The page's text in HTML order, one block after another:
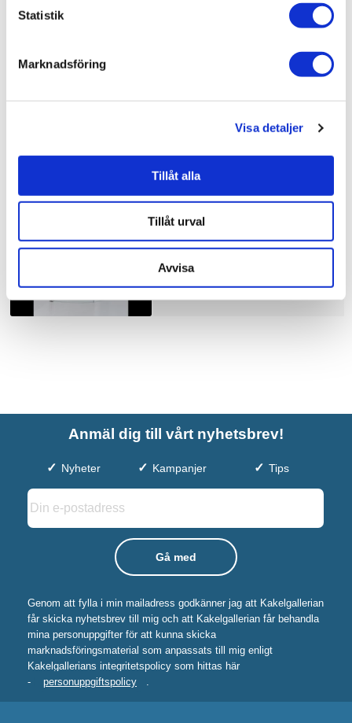
Statistik
Marknadsföring
Visa detaljer
Tillåt alla
Tillåt urval
Avvisa
Duschbyggarna Duschhörna
Corny de Luxe
10.910 kr
JUST NU!
Anmäl dig till vårt nyhetsbrev!
Nyheter Kampanjer Tips
Genom att fylla i min mailadress godkänner jag att Kakelgallerian
får skicka nyhetsbrev till mig och att Kakelgallerian får behandla
mina personuppgifter för att kunna skicka
marknadsföringsmaterial som anpassats till mig enligt
Kakelgallerians integritetspolicy som hittas här
-
personuppgiftspolicy .